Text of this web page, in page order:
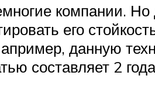
компании.
его
данную
составляет 2